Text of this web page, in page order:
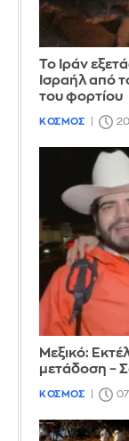
Το Ιράν
Ισραήλ από
του φορτίου
ΚΟΣΜΟΣ
Μεξικό:
μετάδοση –
ΚΟΣΜΟΣ